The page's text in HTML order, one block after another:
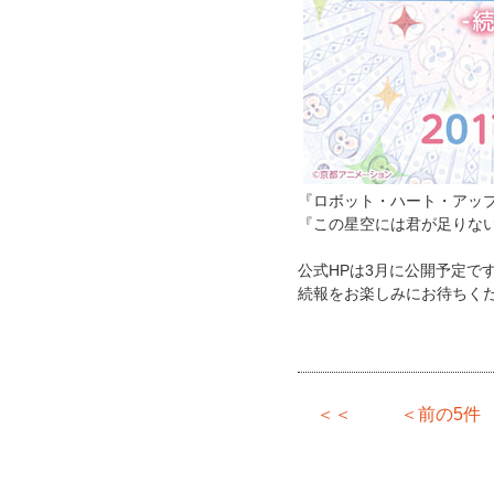
『ロボット・ハート・ア
『この星空には君が足り
公式HPは3月に公開予定で
続報をお楽しみにお待ちく
＜＜ ＜前の5件